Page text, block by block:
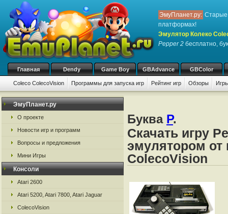
ЭмуПланет.ру: Старые
платформах!
Эмулятор Колеко
Pepper 2 бесплатно,
Главная Dendy Game Boy GBAdvance GBColor
Coleco ColecoVision Программы для запуска игр Рейтинг игр Обзоры
ЭмуПланет.ру
О проекте
Новости игр и программ
Вопросы и предложения
Мини Игры
Консоли
Atari 2600
Atari 5200, Atari 7800, Atari Jaguar
ColecoVision
Буква P.
Скачать игру
эмулятором от
ColecoVision